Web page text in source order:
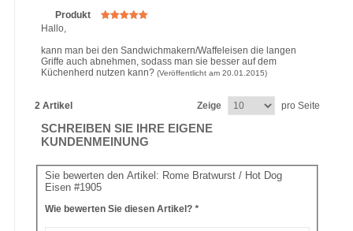
Produkt
Hallo,
kann man bei den Sandwichmakern/Waffeleisen die langen
Griffe auch abnehmen, sodass man sie besser auf dem
Küchenherd nutzen kann? (Veröffentlicht am 20.01.2015)
2 Artikel Zeige pro Seite
SCHREIBEN SIE IHRE EIGENE
KUNDENMEINUNG
Sie bewerten den Artikel: Rome Bratwurst / Hot Dog
Eisen #1905
Wie bewerten Sie diesen Artikel? *